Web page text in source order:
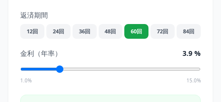
返済期間
12回 24回 36回 48回 60回 72回 84回
金利（年率） 3.9 %
1.0% 15.0%